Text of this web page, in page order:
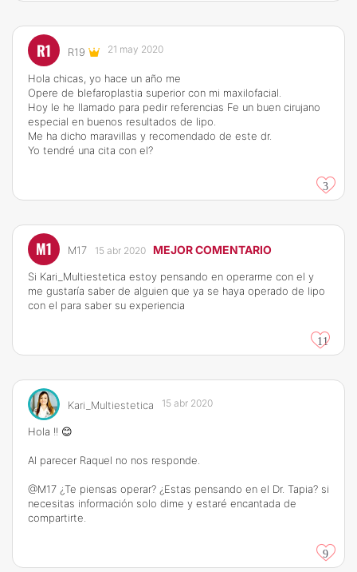
R1 R19 21 may 2020
Hola chicas, yo hace un año me
Opere de blefaroplastia superior con mi maxilofacial.
Hoy le he llamado para pedir referencias Fe un buen cirujano
especial en buenos resultados de lipo.
Me ha dicho maravillas y recomendado de este dr.
Yo tendré una cita con el?
3
M1 M17 15 abr 2020 MEJOR COMENTARIO
Si Kari_Multiestetica estoy pensando en operarme con el y
me gustaría saber de alguien que ya se haya operado de lipo
con el para saber su experiencia
11
Kari_Multiestetica 15 abr 2020
Hola !! 😊
Al parecer Raquel no nos responde.
@M17 ¿Te piensas operar? ¿Estas pensando en el Dr. Tapia? si
necesitas información solo dime y estaré encantada de
compartirte.
9